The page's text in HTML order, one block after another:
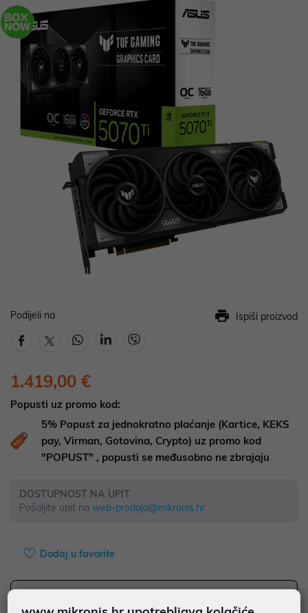
Podijeli na Ispiši proizvod
1.419,00 €
Popusti uz promo kod:
5% Popust za jednokratno plaćanje (Kartice, KEKS
pay, Virman, Gotovina, Crypto) uz promo kod
"POPUST" , popusti se međusobno ne zbrajaju
DOSTUPNOST NA UPIT
Pošaljite upit na web-prodaja@mikronis.hr
Dodaj u favorite